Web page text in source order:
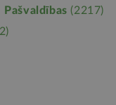
Pašvaldības (2217)